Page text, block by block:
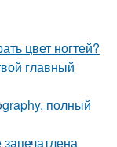
цвет ногтей?
главный
полный